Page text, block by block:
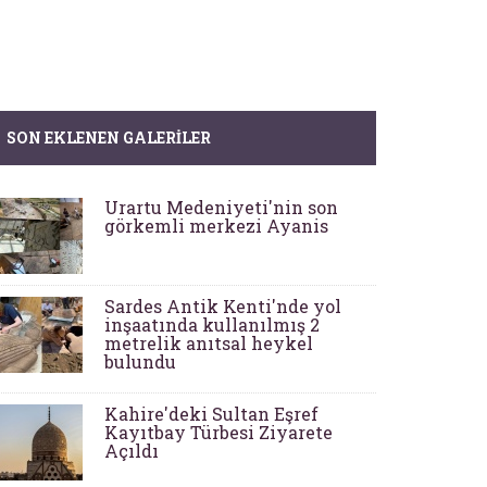
SON EKLENEN GALERILER
Urartu Medeniyeti'nin son
görkemli merkezi Ayanis
Sardes Antik Kenti'nde yol
inşaatında kullanılmış 2
metrelik anıtsal heykel
bulundu
Kahire'deki Sultan Eşref
Kayıtbay Türbesi Ziyarete
Açıldı